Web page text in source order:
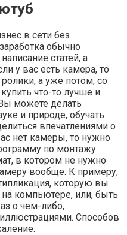
в сети без
обычно
статей, а
у вас есть камера, то
а уже потом, со
что-то лучше и
можете делать
и природе, обучать
впечатлениями о
нет камеры, то нужно
по монтажу
в котором не нужно
вообще. К примеру,
которую вы
на компьютере, или, быть
о чем-либо,
Способов